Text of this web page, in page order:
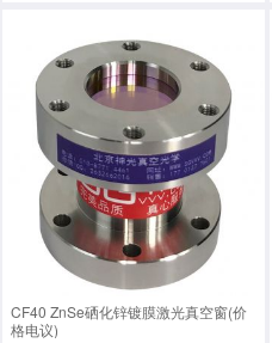
CF40 ZnSe硒化锌镀膜激光真空窗(价
格电议)